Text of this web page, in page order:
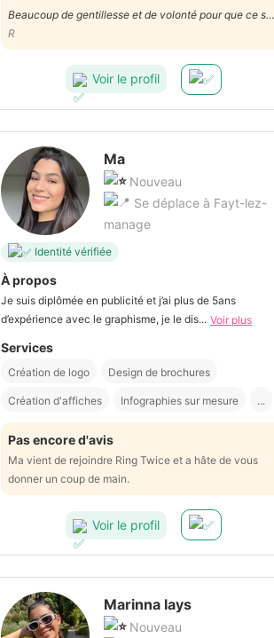
Beaucoup de gentillesse et de volonté pour que ce soit
parfait!
R
Voir le profil
Ma
Nouveau
Se déplace à Fayt-lez-
manage
Identité vérifiée
À propos
Je suis diplômée en publicité et j’ai plus de 5ans
d’expérience avec le graphisme, je le dis... Voir plus
Services
Création de logo Design de brochures
Création d'affiches Infographies sur mesure ...
Pas encore d'avis
Ma vient de rejoindre Ring Twice et a hâte de vous
donner un coup de main.
Voir le profil
Marinna lays
Nouveau